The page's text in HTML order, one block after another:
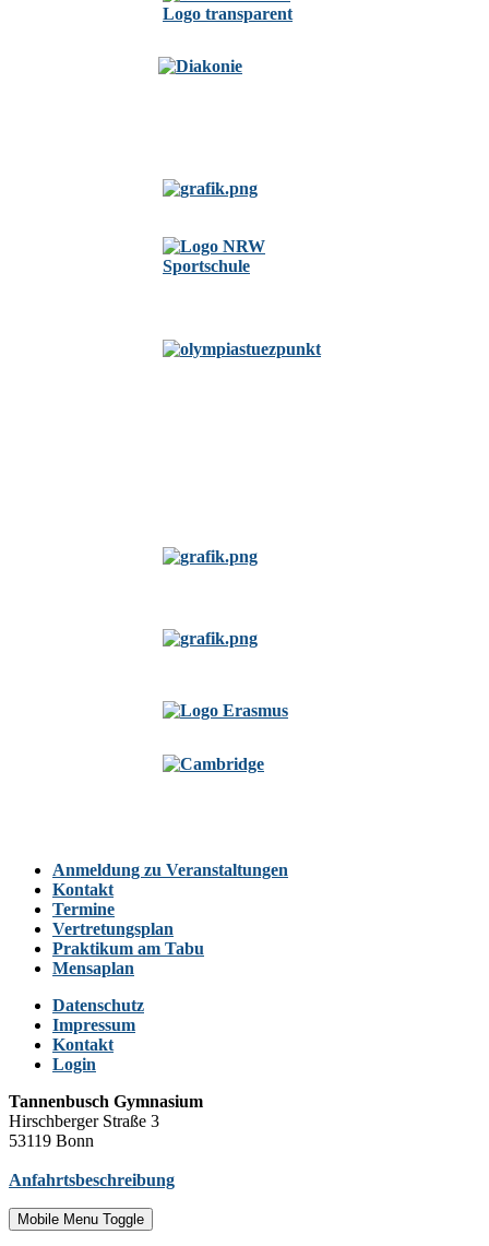
Anmeldung zu Veranstaltungen
Kontakt
Termine
Vertretungsplan
Praktikum am Tabu
Mensaplan
Datenschutz
Impressum
Kontakt
Login
Tannenbusch Gymnasium
Hirschberger Straße 3
53119 Bonn
Anfahrtsbeschreibung
Mobile Menu Toggle